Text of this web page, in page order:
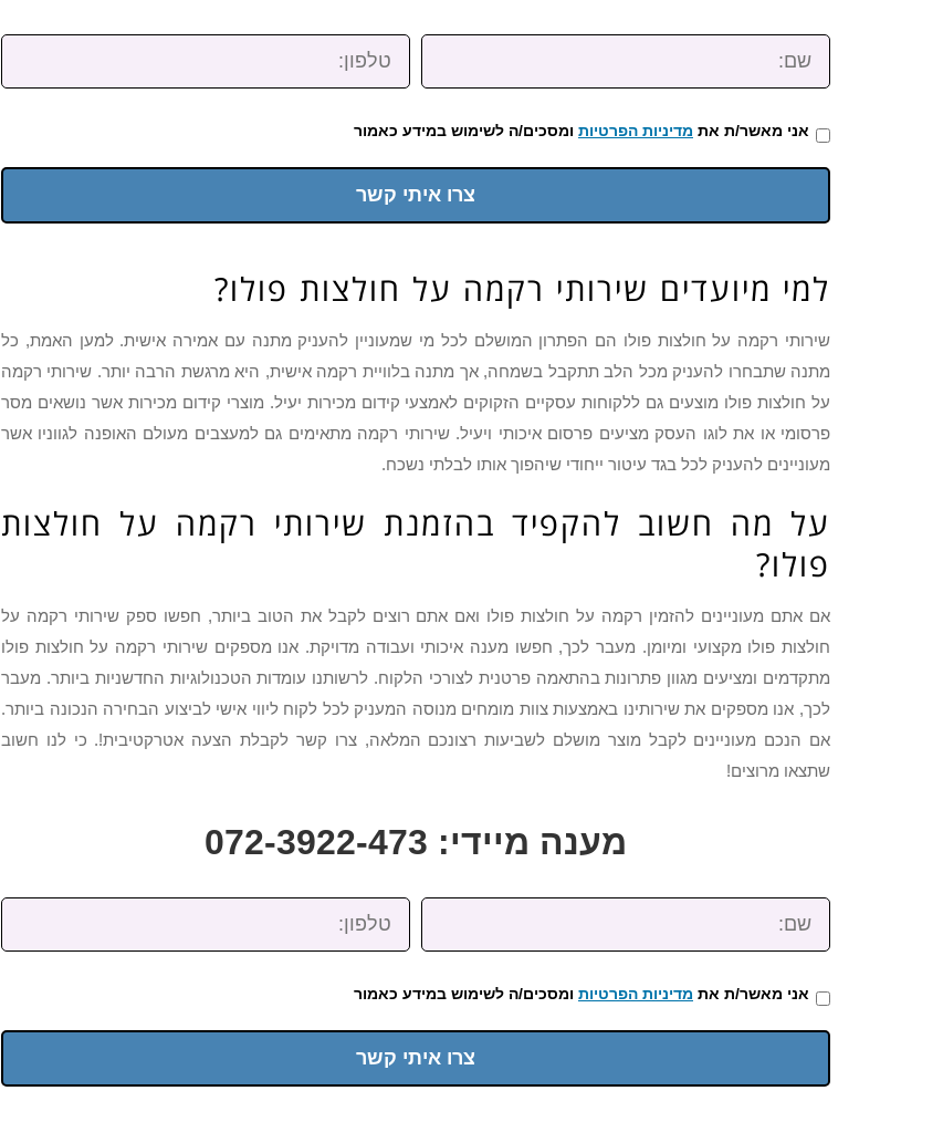
שם: טלפון:
אני מאשר/ת את מדיניות הפרטיות ומסכים/ה לשימוש במידע כאמור
צרו איתי קשר
למי מיועדים שירותי רקמה על חולצות פולו?
שירותי רקמה על חולצות פולו הם הפתרון המושלם לכל מי שמעוניין להעניק מתנה עם אמירה אישית. למען האמת, כל
מתנה שתבחרו להעניק מכל הלב תתקבל בשמחה, אך מתנה בלוויית רקמה אישית, היא מרגשת הרבה יותר. שירותי רקמה
על חולצות פולו מוצעים גם ללקוחות עסקיים הזקוקים לאמצעי קידום מכירות יעיל. מוצרי קידום מכירות אשר נושאים מסר
פרסומי או את לוגו העסק מציעים פרסום איכותי ויעיל. שירותי רקמה מתאימים גם למעצבים מעולם האופנה לגווניו אשר
מעוניינים להעניק לכל בגד עיטור ייחודי שיהפוך אותו לבלתי נשכח.
על מה חשוב להקפיד בהזמנת שירותי רקמה על חולצות
פולו?
אם אתם מעוניינים להזמין רקמה על חולצות פולו ואם אתם רוצים לקבל את הטוב ביותר, חפשו ספק שירותי רקמה על
חולצות פולו מקצועי ומיומן. מעבר לכך, חפשו מענה איכותי ועבודה מדויקת. אנו מספקים שירותי רקמה על חולצות פולו
מתקדמים ומציעים מגוון פתרונות בהתאמה פרטנית לצורכי הלקוח. לרשותנו עומדות הטכנולוגיות החדשניות ביותר. מעבר
לכך, אנו מספקים את שירותינו באמצעות צוות מומחים מנוסה המעניק לכל לקוח ליווי אישי לביצוע הבחירה הנכונה ביותר.
אם הנכם מעוניינים לקבל מוצר מושלם לשביעות רצונכם המלאה, צרו קשר לקבלת הצעה אטרקטיבית!. כי לנו חשוב
שתצאו מרוצים!
מענה מיידי: 072-3922-473
שם: טלפון:
אני מאשר/ת את מדיניות הפרטיות ומסכים/ה לשימוש במידע כאמור
צרו איתי קשר